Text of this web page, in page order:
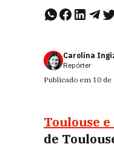
Carolina
Repórter
Publicado em 10 de
Toulouse e
de